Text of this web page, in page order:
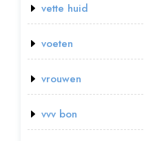
vette huid
voeten
vrouwen
vvv bon